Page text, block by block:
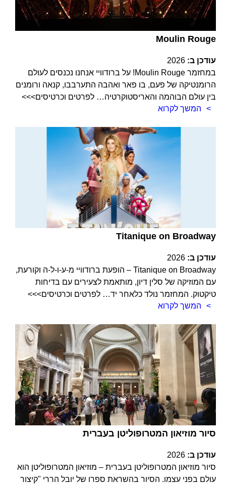
Moulin Rouge
עודכן ב: 2026
במחזמר Moulin Rouge! על ברודוויי אנחנו נכנסים לעולם
הרומנטיקה של פעם, בו פאר ואהבה התערבבו, קנאה ורומנים
בין עולם הבוהמה והאריסטוקרטיה… לפרטים וכרטיסים>>>
המשך לקרוא
Titanique on Broadway
עודכן ב: 2026
Titanique on Broadway – הופעת ברודוויי מ-ע-ו-ל-ה וקורעת,
עם המוזיקה של סלין דיון, מותאמת לצעירים עם בדיחות
טיקטוק. המחזמר נולד כלאחר יד… לפרטים וכרטיסים>>>
המשך לקרוא
סיור מוזיאון המטרופוליטן בעברית
עודכן ב: 2026
סיור מוזיאון המטרופוליטן בעברית – מוזיאון המטרופוליטן הוא
עולם בפני עצמו. הסיור בהשראת ספרו של יובל הררי "קיצור